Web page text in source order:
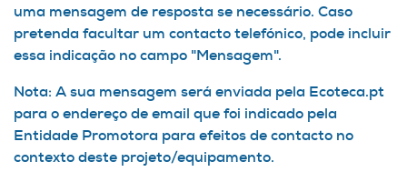
uma mensagem de resposta se necessário. Caso
pretenda facultar um contacto telefónico, pode incluir
essa indicação no campo "Mensagem".
Nota: A sua mensagem será enviada pela Ecoteca.pt
para o endereço de email que foi indicado pela
Entidade Promotora para efeitos de contacto no
contexto deste projeto/equipamento.